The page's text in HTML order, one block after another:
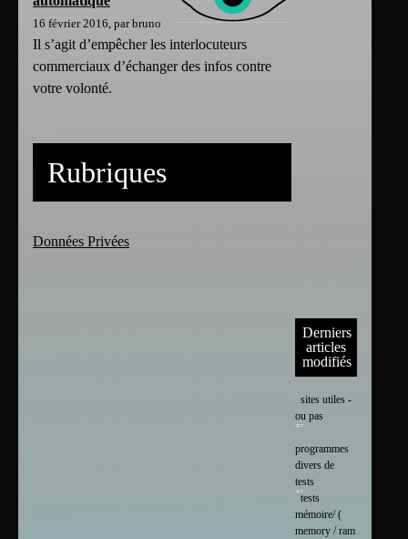
16 février 2016, par bruno
Il s’agit d’empêcher les interlocuteurs
commerciaux d’échanger des infos contre
votre volonté.
Rubriques
Données Privées
Derniers
articles
modifiés
sites utiles -
ou pas
programmes
divers de
tests
tests
mémoire/ (
memory / ram